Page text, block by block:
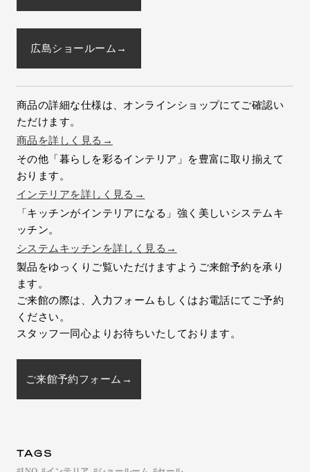
広島ショールーム→
商品の詳細な仕様は、オンラインショップにてご確認い
ただけます。
商品を詳しく見る→
その他「暮らしを彩るインテリア」を豊富に取り揃えて
おります。
インテリアを詳しく見る→
「キッチンがインテリアになる」強く美しいシステムキ
ッチン。
システムキッチンを詳しく見る→
製品をゆっくりご覧いただけますようご来館予約を承り
ます。
ご来館の際は、入力フォームもしくはお電話にてご予約
ください。
スタッフ一同心よりお待ちいたしております。
ご来館予約フォーム→
TAGS